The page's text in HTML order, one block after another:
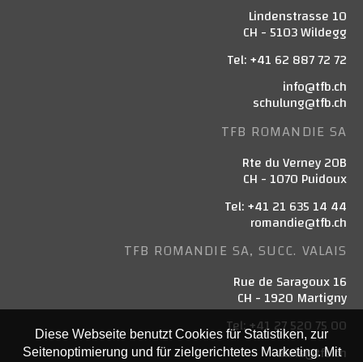
Lindenstrasse 10
CH - 5103 Wildegg
Tel: +41 62 887 72 72
info@tfb.ch
schulung@tfb.ch
TFB ROMANDIE SA
Rte du Verney 20B
CH - 1070 Puidoux
Tel: +41 21 635 14 44
romandie@tfb.ch
TFB ROMANDIE SA, SUCC. VALAIS
Rue de Saragoux 16
CH - 1920 Martigny
Tel: +41 27 520 75 00
valais@tfb.ch
Diese Webseite benutzt Cookies für Statistiken, zur
Seitenoptimierung und für zielgerichtetes Marketing. Mit